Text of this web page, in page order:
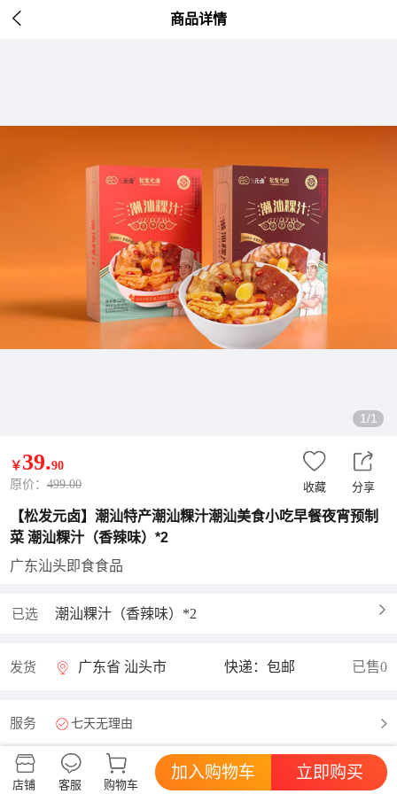
 商品详情
1/1
￥ 39.90
原价： 499.00 收藏 分享
【松发元卤】潮汕特产潮汕粿汁潮汕美食小吃早餐夜宵预制
菜 潮汕粿汁（香辣味）*2
广东汕头即食食品
已选 潮汕粿汁（香辣味）*2
发货 广东省 汕头市 快递：包邮 已售0
服务 七天无理由
店铺 客服 购物车
加入购物车 立即购买